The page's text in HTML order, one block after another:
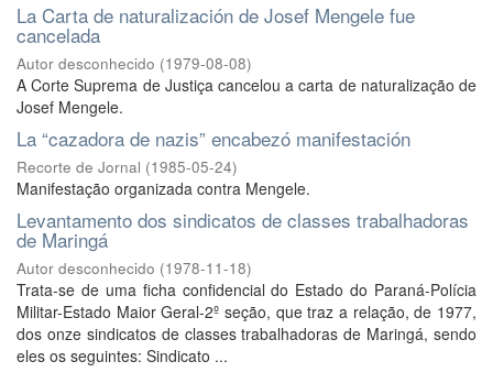
La Carta de naturalización de Josef Mengele fue
cancelada
Autor desconhecido (1979-08-08)
A Corte Suprema de Justiça cancelou a carta de naturalização de
Josef Mengele.
La “cazadora de nazis” encabezó manifestación
Recorte de Jornal (1985-05-24)
Manifestação organizada contra Mengele.
Levantamento dos sindicatos de classes trabalhadoras
de Maringá
Autor desconhecido (1978-11-18)
Trata-se de uma ficha confidencial do Estado do Paraná-Polícia
Militar-Estado Maior Geral-2º seção, que traz a relação, de 1977,
dos onze sindicatos de classes trabalhadoras de Maringá, sendo
eles os seguintes: Sindicato ...